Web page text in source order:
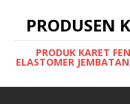
PRODUSEN
PRODUK KARET
ELASTOMER